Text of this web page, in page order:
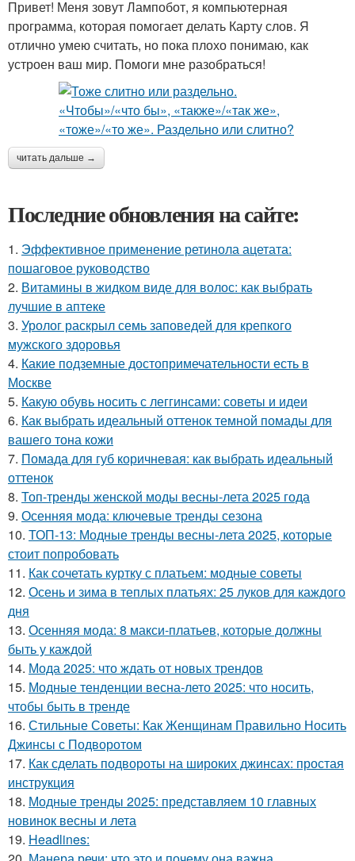
Привет! Меня зовут Лампобот, я компьютерная
программа, которая помогает делать Карту слов. Я
отлично умею считать, но пока плохо понимаю, как
устроен ваш мир. Помоги мне разобраться!
читать дальше →
Последние обновления на сайте:
1. Эффективное применение ретинола ацетата:
пошаговое руководство
2. Витамины в жидком виде для волос: как выбрать
лучшие в аптеке
3. Уролог раскрыл семь заповедей для крепкого
мужского здоровья
4. Какие подземные достопримечательности есть в
Москве
5. Какую обувь носить с леггинсами: советы и идеи
6. Как выбрать идеальный оттенок темной помады для
вашего тона кожи
7. Помада для губ коричневая: как выбрать идеальный
оттенок
8. Топ-тренды женской моды весны-лета 2025 года
9. Осенняя мода: ключевые тренды сезона
10. ТОП-13: Модные тренды весны-лета 2025, которые
стоит попробовать
11. Как сочетать куртку с платьем: модные советы
12. Осень и зима в теплых платьях: 25 луков для каждого
дня
13. Осенняя мода: 8 макси-платьев, которые должны
быть у каждой
14. Мода 2025: что ждать от новых трендов
15. Модные тенденции весна-лето 2025: что носить,
чтобы быть в тренде
16. Стильные Советы: Как Женщинам Правильно Носить
Джинсы с Подворотом
17. Как сделать подвороты на широких джинсах: простая
инструкция
18. Модные тренды 2025: представляем 10 главных
новинок весны и лета
19. Headlines: